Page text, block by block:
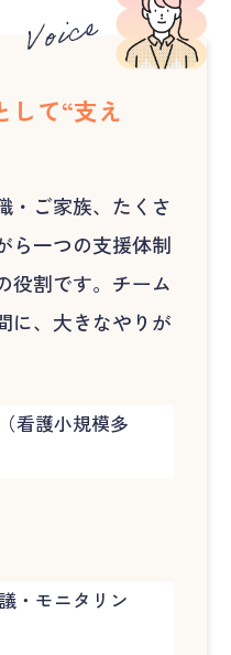
して“支え
・ご家族、たくさ
ら一つの支援体制
役割です。チーム
に、大きなやりが
看護小規模多
・モニタリン